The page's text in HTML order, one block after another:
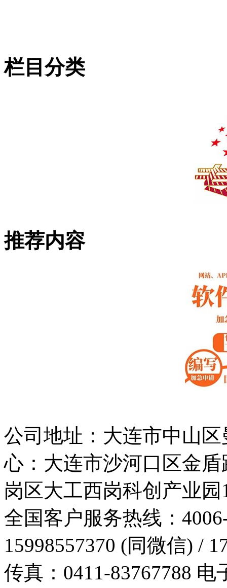
栏目分类
推荐内容
公司地址：大连市中山
心：大连市沙河口区金
岗区大工西岗科创产业
全国客户服务热线：
15998557370 (同微信) /
传真：0411-83767788